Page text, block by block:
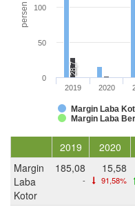
28,7
Margin Laba
Margin Laba
2019 2020
0
50
100
2019 2020
Margin
Laba
Kotor
185,08
-
15,58
91,58%